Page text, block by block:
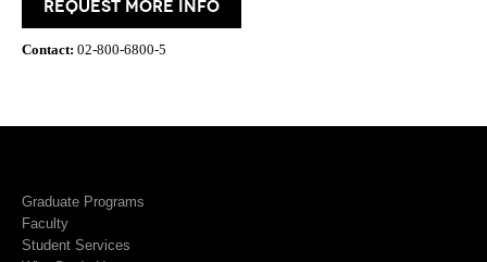
request more info
Contact: 02-800-6800-5
Graduate Programs
Faculty
Student Services